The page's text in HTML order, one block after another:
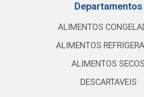
Departamentos
ALIMENTOS
ALIMENTOS
ALIMENTOS SECOS
DESCARTAVEIS